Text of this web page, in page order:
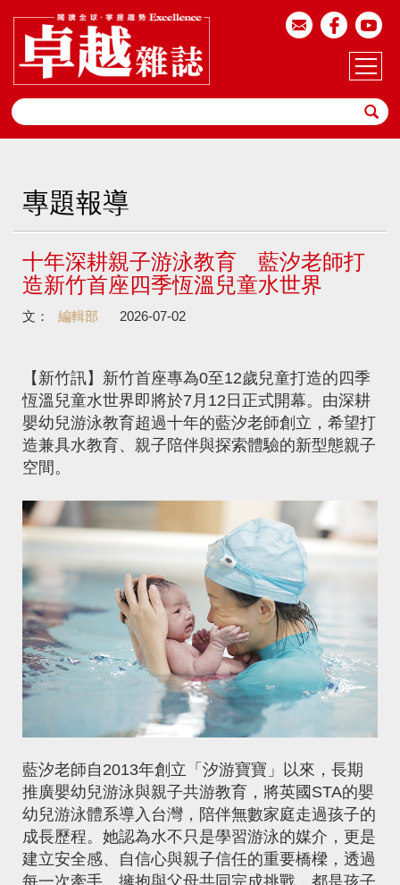
專題報導
十年深耕親子游泳教育 藍汐老師打
造新竹首座四季恆溫兒童水世界
文： 編輯部 2026-07-02
【新竹訊】新竹首座專為0至12歲兒童打造的四季
恆溫兒童水世界即將於7月12日正式開幕。由深耕
嬰幼兒游泳教育超過十年的藍汐老師創立，希望打
造兼具水教育、親子陪伴與探索體驗的新型態親子
空間。
藍汐老師自2013年創立「汐游寶寶」以來，長期
推廣嬰幼兒游泳與親子共游教育，將英國STA的嬰
幼兒游泳體系導入台灣，陪伴無數家庭走過孩子的
成長歷程。她認為水不只是學習游泳的媒介，更是
建立安全感、自信心與親子信任的重要橋樑，透過